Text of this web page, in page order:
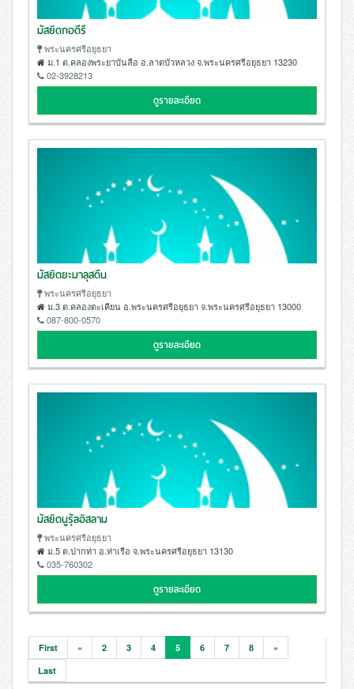
มัสยิดกอดีรี
พระนครศรีอยุธยา
ม.1 ต.คลองพระยาบันลือ อ.ลาดบัวหลวง จ.พระนครศรีอยุธยา 13230
02-3928213
ดูรายละเอียด
มัสยิดยะมาลุสดีน
พระนครศรีอยุธยา
ม.3 ต.คลองตะเคียน อ.พระนครศรีอยุธยา จ.พระนครศรีอยุธยา 13000
087-800-0570
ดูรายละเอียด
มัสยิดนูรุ้ลอิสลาม
พระนครศรีอยุธยา
ม.5 ต.ปากท่า อ.ท่าเรือ จ.พระนครศรีอยุธยา 13130
035-760302
ดูรายละเอียด
First « 2 3 4 5 6 7 8
»
Last